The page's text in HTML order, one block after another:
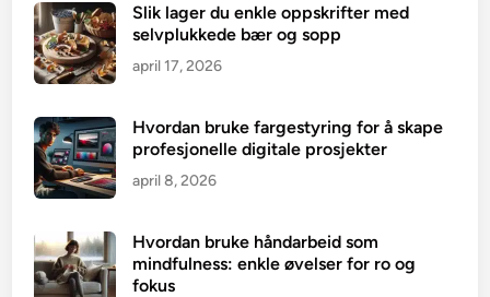
Slik lager du enkle oppskrifter med
selvplukkede bær og sopp
april 17, 2026
Hvordan bruke fargestyring for å skape
profesjonelle digitale prosjekter
april 8, 2026
Hvordan bruke håndarbeid som
mindfulness: enkle øvelser for ro og
fokus